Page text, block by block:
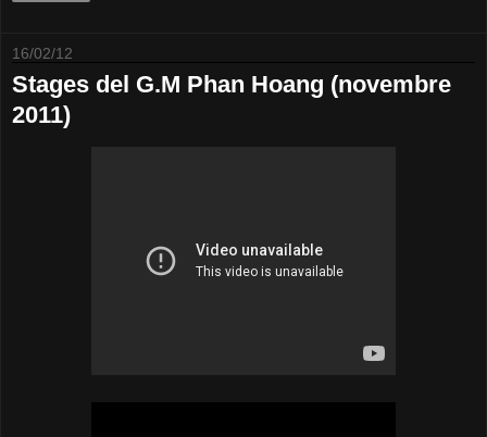
16/02/12
Stages del G.M Phan Hoang (novembre
2011)